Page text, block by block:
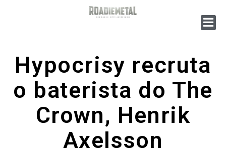
Hypocrisy recruta
o baterista do The
Crown, Henrik
Axelsson